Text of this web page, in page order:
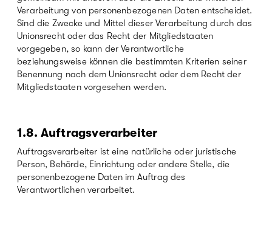
Verarbeitung von personenbezogenen Daten entscheidet.
Sind die Zwecke und Mittel dieser Verarbeitung durch das
Unionsrecht oder das Recht der Mitgliedstaaten
vorgegeben, so kann der Verantwortliche
beziehungsweise können die bestimmten Kriterien seiner
Benennung nach dem Unionsrecht oder dem Recht der
Mitgliedstaaten vorgesehen werden.
1.8. Auftragsverarbeiter
Auftragsverarbeiter ist eine natürliche oder juristische
Person, Behörde, Einrichtung oder andere Stelle, die
personenbezogene Daten im Auftrag des
Verantwortlichen verarbeitet.